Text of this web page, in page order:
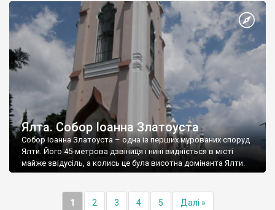
Ялта. Собор Іоанна Златоуста
Собор Іоанна Златоуста – одна із перших мурованих споруд
Ялти. Його 45-метрова дзвіниця і нині видніється в місті
майже звідусіль, а колись це була висотна домінанта Ялти.
1 2 3 4 5 Далі »